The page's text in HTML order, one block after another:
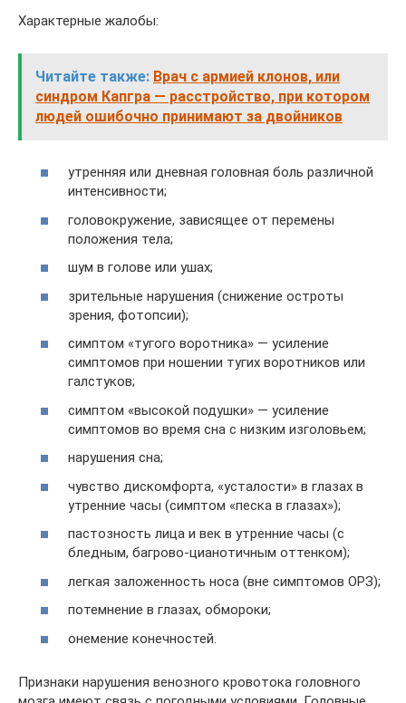
Характерные жалобы:
Читайте также: Врач с армией клонов, или
синдром Капгра — расстройство, при котором
людей ошибочно принимают за двойников
утренняя или дневная головная боль различной
интенсивности;
головокружение, зависящее от перемены
положения тела;
шум в голове или ушах;
зрительные нарушения (снижение остроты
зрения, фотопсии);
симптом «тугого воротника» — усиление
симптомов при ношении тугих воротников или
галстуков;
симптом «высокой подушки» — усиление
симптомов во время сна с низким изголовьем;
нарушения сна;
чувство дискомфорта, «усталости» в глазах в
утренние часы (симптом «песка в глазах»);
пастозность лица и век в утренние часы (с
бледным, багрово-цианотичным оттенком);
легкая заложенность носа (вне симптомов ОРЗ);
потемнение в глазах, обмороки;
онемение конечностей.
Признаки нарушения венозного кровотока головного